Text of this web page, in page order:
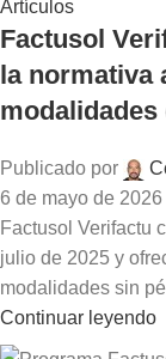
Artículos
Factusol
la normativa
modalidades
Publicado por
6 de mayo de 2026
Factusol Verifactu
julio de 2025 y
modalidades sin
Continuar leyendo